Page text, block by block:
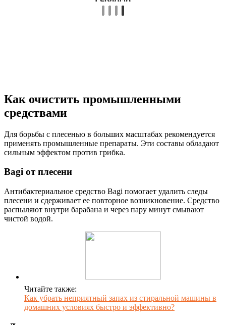
Как очистить промышленными
средствами
Для борьбы с плесенью в больших масштабах рекомендуется
применять промышленные препараты. Эти составы обладают
сильным эффектом против грибка.
Bagi от плесени
Антибактериальное средство Bagi помогает удалить следы
плесени и сдерживает ее повторное возникновение. Средство
распыляют внутри барабана и через пару минут смывают
чистой водой.
Читайте также:
Как убрать неприятный запах из стиральной машины в
домашних условиях быстро и эффективно?